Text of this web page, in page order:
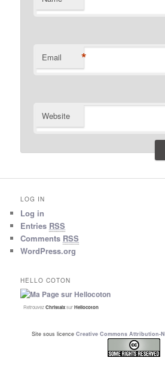
Email *
Website
LOG IN
Log in
Entries RSS
Comments RSS
WordPress.org
HELLO COTON
RetrouvezChristalxsurHellocoton
Site sous licence Creative Commons Attribution-